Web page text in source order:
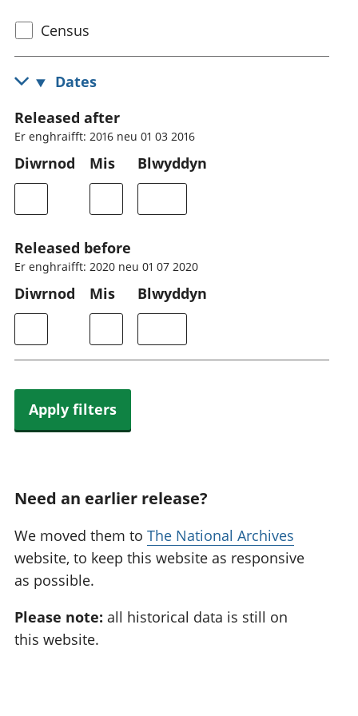
Select
census
topic
Census
Dates
Released after
Er enghraifft: 2016 neu 01 03 2016
Diwrnod Mis Blwyddyn
Released before
Er enghraifft: 2020 neu 01 07 2020
Diwrnod Mis Blwyddyn
Apply filters
Need an earlier release?
We moved them to The National Archives
website, to keep this website as responsive
as possible.
Please note: all historical data is still on
this website.